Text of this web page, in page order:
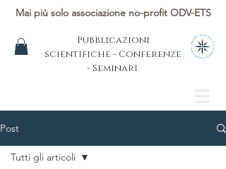
Mai più solo associazione no-profit ODV-ETS
Pubblicazioni
scientifiche - Conferenze
- Seminari
Post
Tutti gli articoli